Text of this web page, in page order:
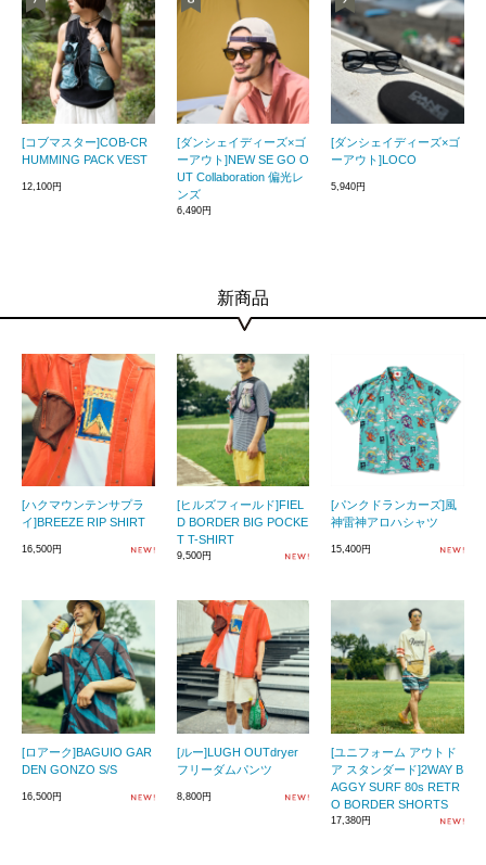
[コブマスター]COB-CR
HUMMING PACK VEST
12,100円
[ダンシェイディーズ×ゴ
ーアウト]NEW SE GO O
UT Collaboration 偏光レ
ンズ
6,490円
[ダンシェイディーズ×ゴ
ーアウト]LOCO
5,940円
新商品
[ハクマウンテンサプラ
イ]BREEZE RIP SHIRT
16,500円
[ヒルズフィールド]FIEL
D BORDER BIG POCKE
T T-SHIRT
9,500円
[パンクドランカーズ]風
神雷神アロハシャツ
15,400円
[ロアーク]BAGUIO GAR
DEN GONZO S/S
16,500円
[ルー]LUGH OUTdryer
フリーダムパンツ
8,800円
[ユニフォーム アウトド
ア スタンダード]2WAY B
AGGY SURF 80s RETR
O BORDER SHORTS
17,380円